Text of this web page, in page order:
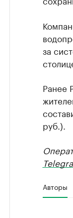
за
Ранее
руб.).
Авторы